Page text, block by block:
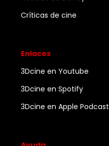
Críticas de cine
Enlaces
3Dcine en Youtube
3Dcine en Spotify
3Dcine en Apple